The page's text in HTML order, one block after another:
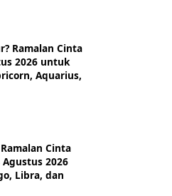
Ramalan Cinta
2026 untuk
Aquarius,
Cinta
2026
Libra, dan